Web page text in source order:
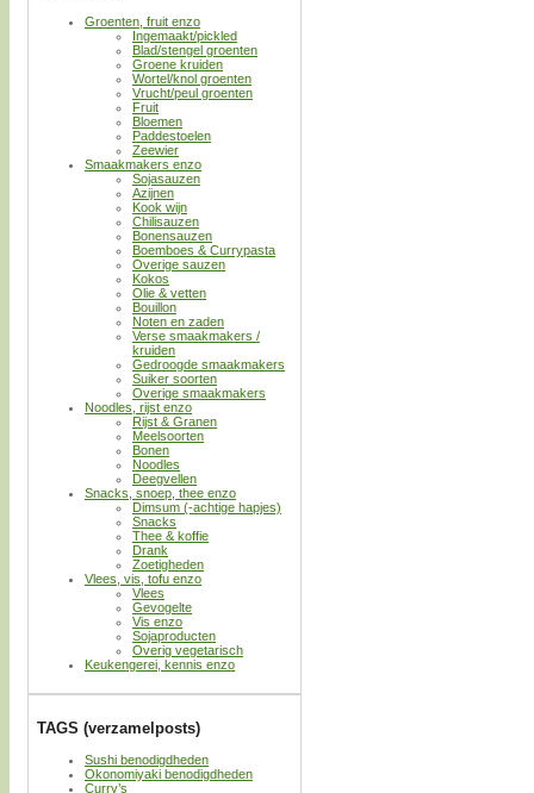
Groenten, fruit enzo
Ingemaakt/pickled
Blad/stengel groenten
Groene kruiden
Wortel/knol groenten
Vrucht/peul groenten
Fruit
Bloemen
Paddestoelen
Zeewier
Smaakmakers enzo
Sojasauzen
Azijnen
Kook wijn
Chilisauzen
Bonensauzen
Boemboes & Currypasta
Overige sauzen
Kokos
Olie & vetten
Bouillon
Noten en zaden
Verse smaakmakers /
kruiden
Gedroogde smaakmakers
Suiker soorten
Overige smaakmakers
Noodles, rijst enzo
Rijst & Granen
Meelsoorten
Bonen
Noodles
Deegvellen
Snacks, snoep, thee enzo
Dimsum (-achtige hapjes)
Snacks
Thee & koffie
Drank
Zoetigheden
Vlees, vis, tofu enzo
Vlees
Gevogelte
Vis enzo
Sojaproducten
Overig vegetarisch
Keukengerei, kennis enzo
TAGS (verzamelposts)
Sushi benodigdheden
Okonomiyaki benodigdheden
Curry’s